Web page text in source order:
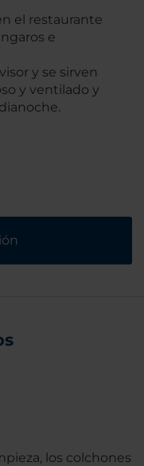
el restaurante
e
y se sirven
y ventilado y
los colchones